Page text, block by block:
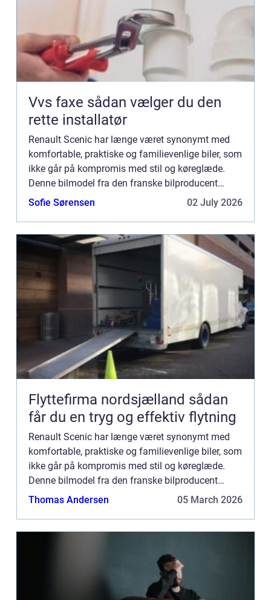
Vvs faxe sådan vælger du den
rette installatør
Renault Scenic har længe været synonymt med
komfortable, praktiske og familievenlige biler, som
ikke går på kompromis med stil og køreglæde.
Denne bilmodel fra den franske bilproducent
Renault har haft flere generationer siden dens
Sofie Sørensen 02 July 2026
Flyttefirma nordsjælland sådan
får du en tryg og effektiv flytning
Renault Scenic har længe været synonymt med
komfortable, praktiske og familievenlige biler, som
ikke går på kompromis med stil og køreglæde.
Denne bilmodel fra den franske bilproducent
Renault har haft flere generationer siden dens
Thomas Andersen 05 March 2026